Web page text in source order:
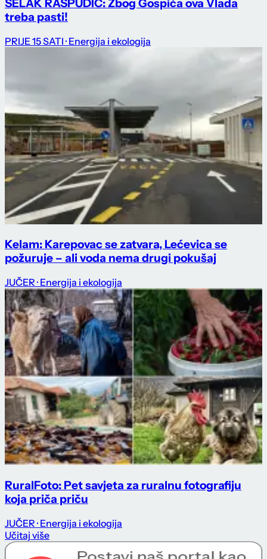
SELAK RASPUDIĆ: Zbog Gospića ova Vlada
treba pasti!
PRIJE 15 SATI · Energija i ekologija
Kelam: Karepovac se zatvara, Lećevica se
požuruje – ali voda nema drugi pokušaj
JUČER · Energija i ekologija
RuralFoto: Pet savjeta za ruralnu fotografiju
koja priča priču
JUČER · Energija i ekologija
Učitaj više